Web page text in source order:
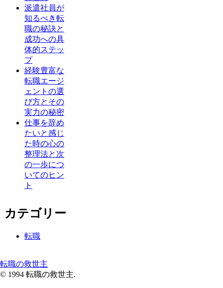
派遣社員が
知るべき転
職の秘訣と
成功への具
体的ステッ
プ
経験豊富な
転職エージ
ェントの選
び方とその
実力の秘密
仕事を辞め
たいと感じ
た時の心の
整理法と次
の一歩につ
いてのヒン
ト
カテゴリー
転職
転職の救世主
© 1994 転職の救世主.